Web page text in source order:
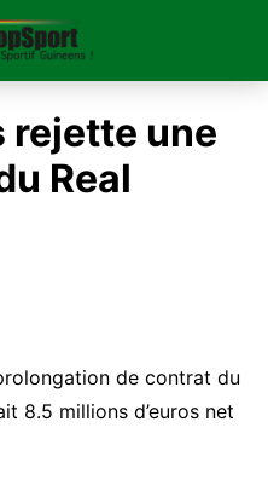
rejette une
Real
de contrat du
8.5 millions d’euros net